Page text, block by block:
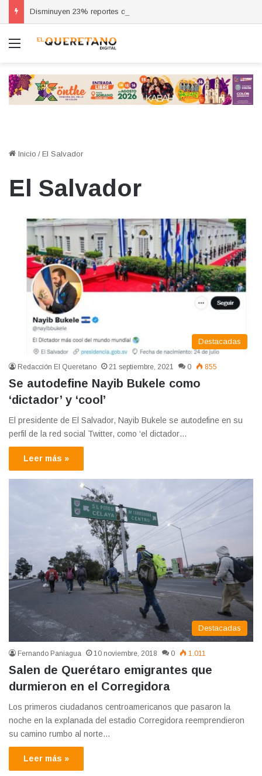
Menú
Inicio / El Salvador
El Salvador
Destacadas
Redacción El Queretano 21 septiembre, 2021 0 855
Se autodefine Nayib Bukele como
‘dictador’ y ‘cool’
El presidente de El Salvador, Nayib Bukele se autodefine en su
perfil de la red social Twitter, como ‘el dictador…
Leer más »
Destacadas
Fernando Paniagua 10 noviembre, 2018 0 1.011
Salen de Querétaro emigrantes que
durmieron en el Corregidora
Los primeros ciudadanos centroamericanos que pasaron la
noche en la explanada del estadio Corregidora reemprendieron
su camino rumbo al norte…
Leer más »